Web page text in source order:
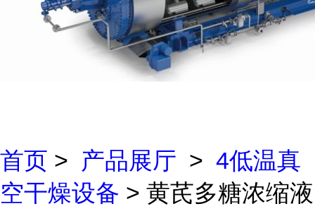
首页 > 产品展厅 > 4低温真
空干燥设备 > 黄芪多糖浓缩液